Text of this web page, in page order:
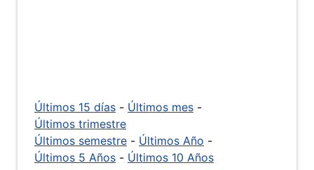
Últimos 15 días - Últimos mes -
Últimos trimestre
Últimos semestre - Últimos Año -
Últimos 5 Años - Últimos 10 Años